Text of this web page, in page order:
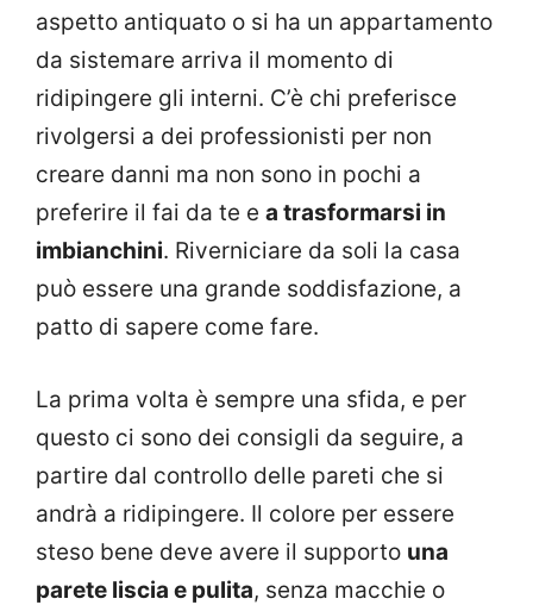
aspetto antiquato o si ha un appartamento
da sistemare arriva il momento di
ridipingere gli interni. C’è chi preferisce
rivolgersi a dei professionisti per non
creare danni ma non sono in pochi a
preferire il fai da te e a trasformarsi in
imbianchini. Riverniciare da soli la casa
può essere una grande soddisfazione, a
patto di sapere come fare.
La prima volta è sempre una sfida, e per
questo ci sono dei consigli da seguire, a
partire dal controllo delle pareti che si
andrà a ridipingere. Il colore per essere
steso bene deve avere il supporto una
parete liscia e pulita, senza macchie o